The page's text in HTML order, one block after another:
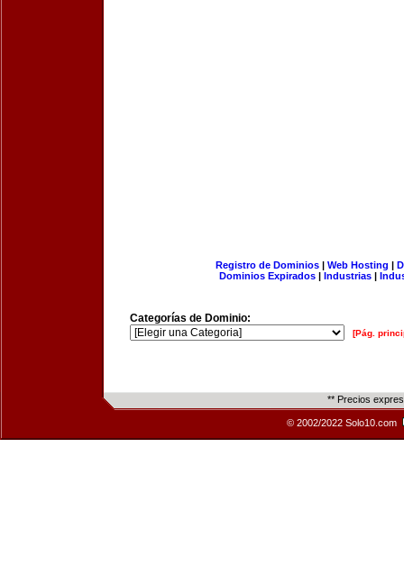
Registro de Dominios| Web Hosting |
Dominios Expirados | Industrias |
Categorías de Dominio:
[Pág.
** Precios
© 2002/2022 Solo10.com